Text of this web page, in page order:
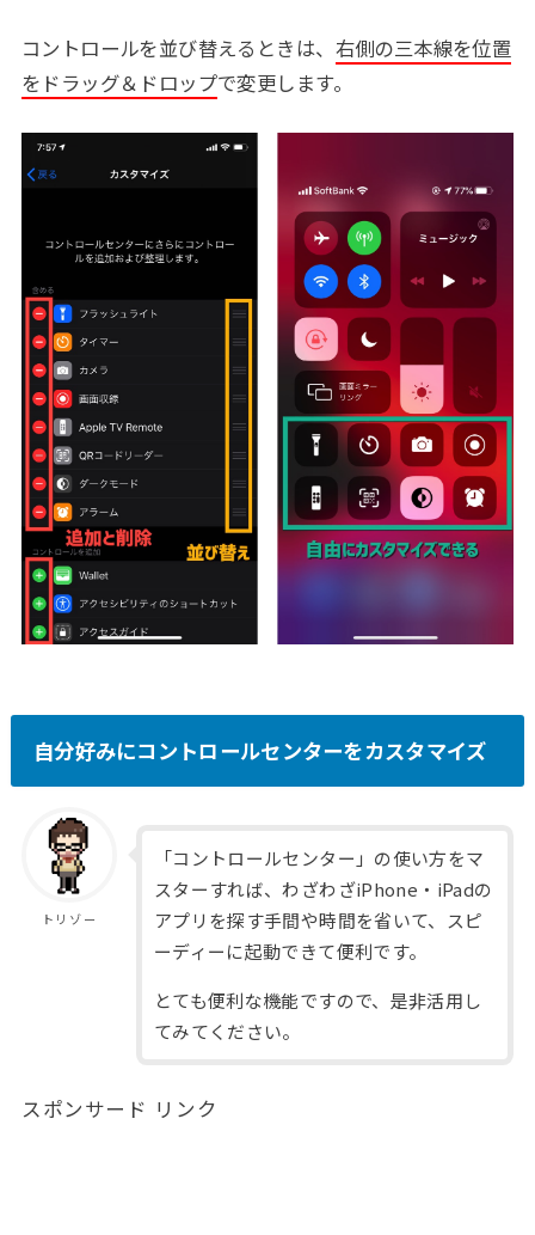
コントロールを並び替えるときは、 右側の三本線を位置
をドラッグ＆ドロップで変更します。
自分好みにコントロールセンターをカスタマイズ
トリゾー
「コントロールセンター」の使い方をマ
スターすれば、わざわざiPhone・iPadの
アプリを探す手間や時間を省いて、スピ
ーディーに起動できて便利です。
とても便利な機能ですので、是非活用し
てみてください。
スポンサード リンク